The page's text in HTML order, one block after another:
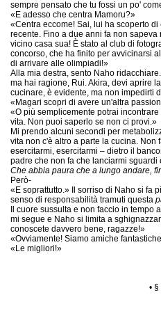
sempre pensato che tu fossi un po'
«E adesso che centra Mamoru?»
«Centra eccome! Sai, lui ha scoperto
recente. Fino a due anni fa non
vicino casa sua! È stato al club di
concorso, che ha finito per avvicinarsi
di arrivare alle olimpiadi!»
Alla mia destra, sento Naho
ma hai ragione, Rui. Akira, devi aprire
cucinare, è evidente, ma non impedirti
«Magari scopri di avere un'altra
«O più semplicemente potrai
vita. Non puoi saperlo se non ci provi.»
Mi prendo alcuni secondi per
vita non c'è altro a parte la cucina. Non
esercitarmi, esercitarmi – dietro il
padre che non fa che lanciarmi
Che abbia paura che a lungo andare,
Però-
«E soprattutto.» Il sorriso di Naho si fa
senso di responsabilità tramuti questa
Il cuore sussulta e non faccio in
mi segue e Naho si limita a
conoscete davvero bene, ragazze!»
«Ovviamente! Siamo amiche
«Le migliori!»
• §